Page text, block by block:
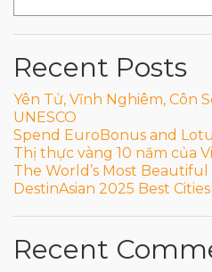
Recent Posts
Yên Tử, Vĩnh Nghiêm, Côn
UNESCO
Spend EuroBonus and
Thị thực vàng 10 năm của
The World’s Most Beautiful
DestinAsian 2025 Best Cities
Recent